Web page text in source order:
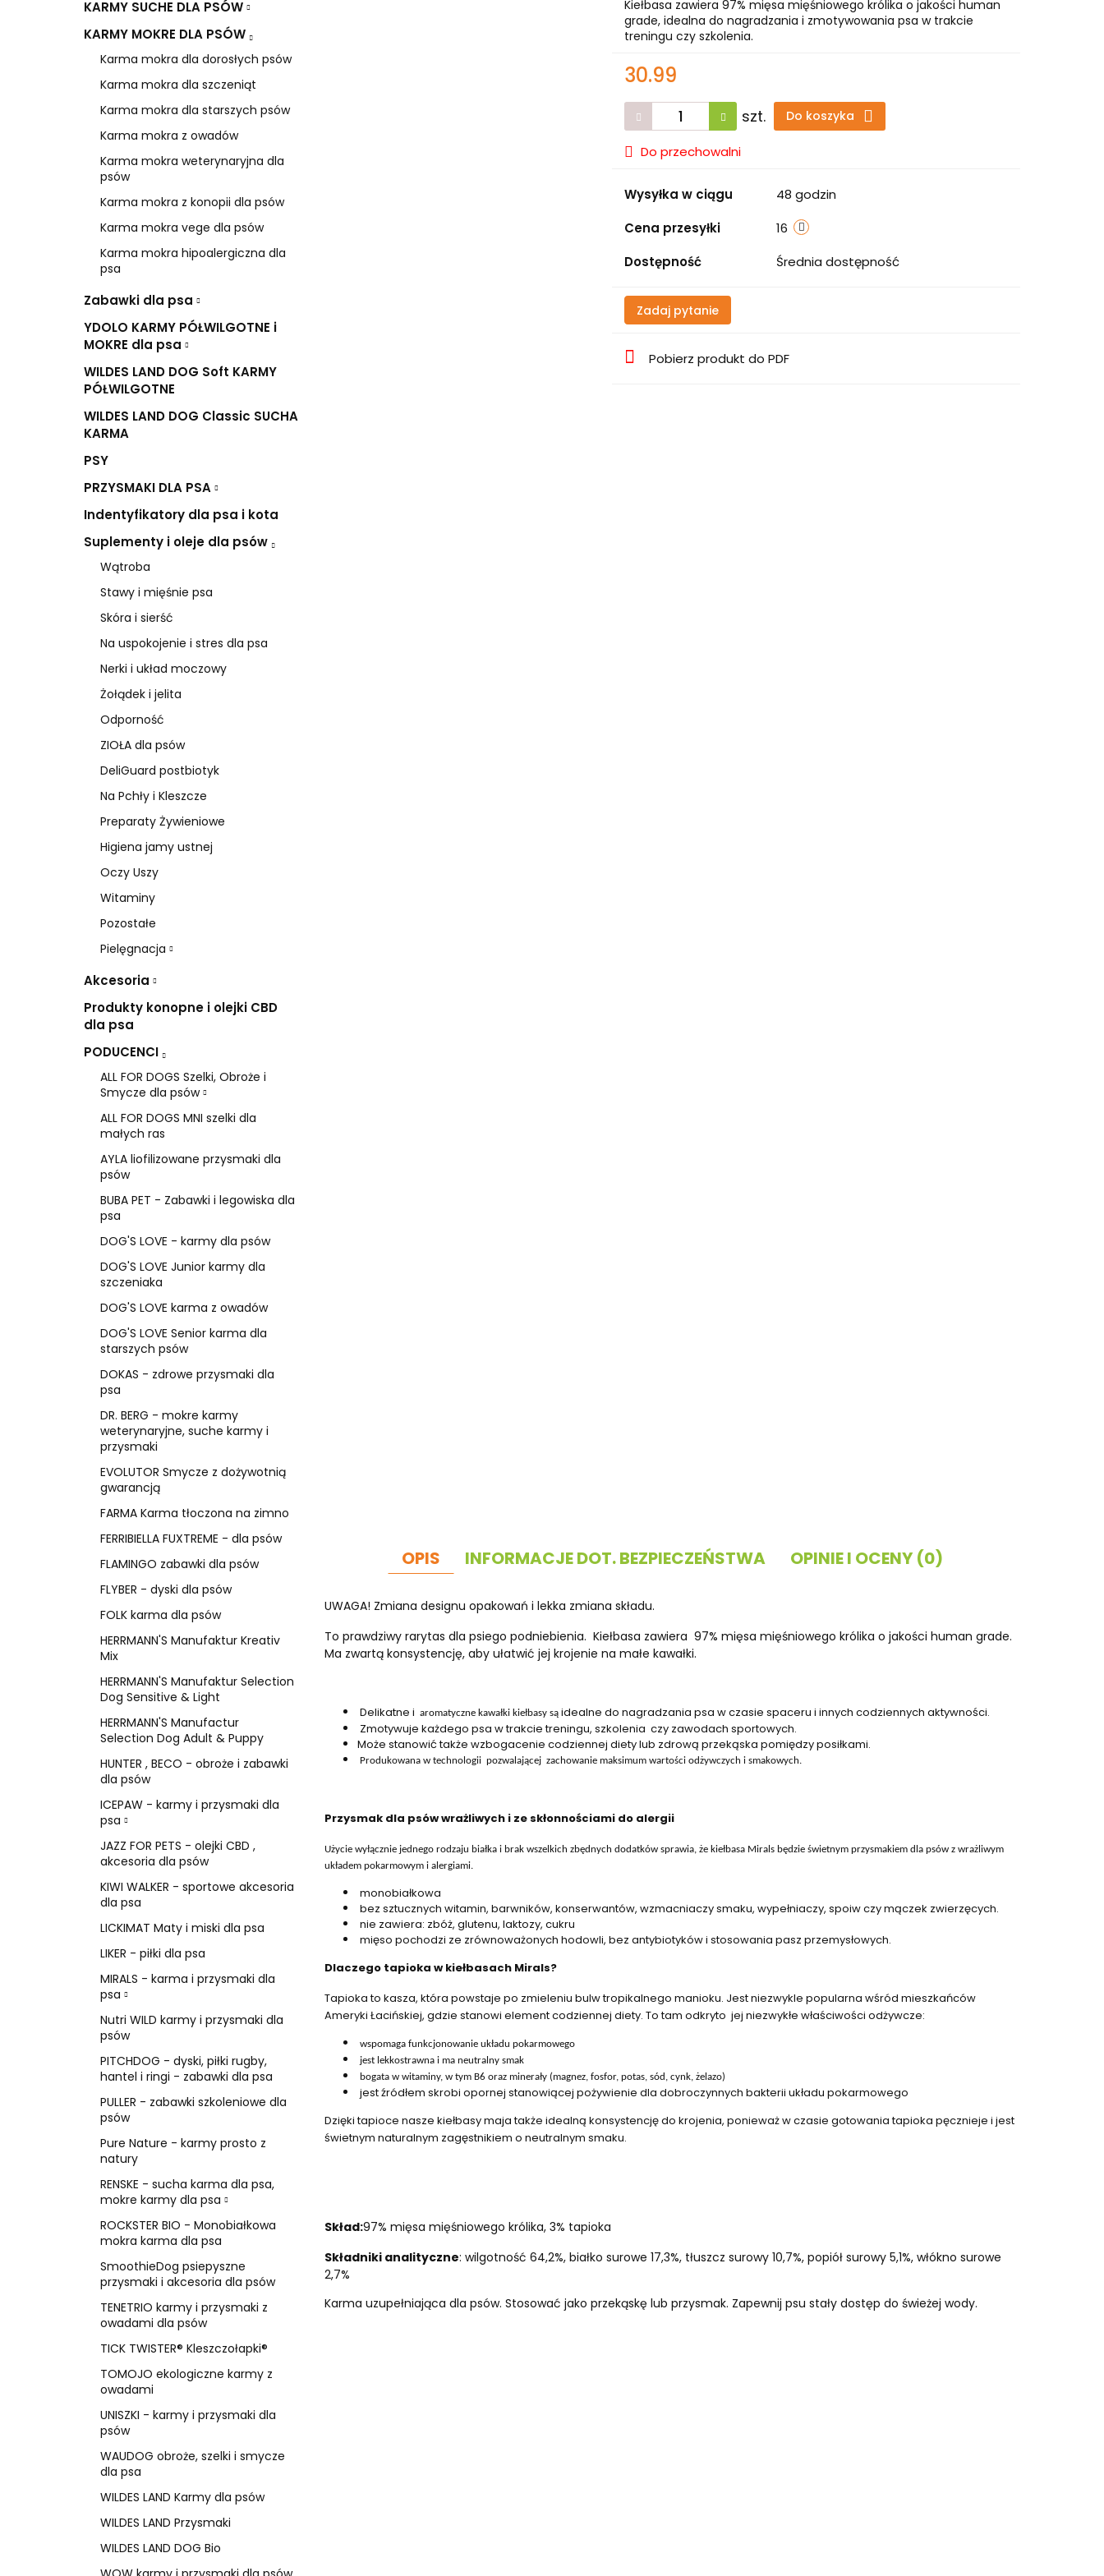
KARMY SUCHE DLA PSÓW
KARMY MOKRE DLA PSÓW
Karma mokra dla dorosłych psów
Karma mokra dla szczeniąt
Karma mokra dla starszych psów
Karma mokra z owadów
Karma mokra weterynaryjna dla
psów
Karma mokra z konopii dla psów
Karma mokra vege dla psów
Karma mokra hipoalergiczna dla
psa
Zabawki dla psa
YDOLO KARMY PÓŁWILGOTNE i
MOKRE dla psa
WILDES LAND DOG Soft KARMY
PÓŁWILGOTNE
WILDES LAND DOG Classic SUCHA
KARMA
PSY
PRZYSMAKI DLA PSA
Indentyfikatory dla psa i kota
Suplementy i oleje dla psów
Wątroba
Stawy i mięśnie psa
Skóra i sierść
Na uspokojenie i stres dla psa
Nerki i układ moczowy
Żołądek i jelita
Odporność
ZIOŁA dla psów
DeliGuard postbiotyk
Na Pchły i Kleszcze
Preparaty Żywieniowe
Higiena jamy ustnej
Oczy Uszy
Witaminy
Pozostałe
Pielęgnacja
Akcesoria
Produkty konopne i olejki CBD
dla psa
PODUCENCI
ALL FOR DOGS Szelki, Obroże i
Smycze dla psów
ALL FOR DOGS MNI szelki dla
małych ras
AYLA liofilizowane przysmaki dla
psów
BUBA PET - Zabawki i legowiska dla
psa
DOG'S LOVE - karmy dla psów
DOG'S LOVE Junior karmy dla
szczeniaka
DOG'S LOVE karma z owadów
DOG'S LOVE Senior karma dla
starszych psów
DOKAS - zdrowe przysmaki dla
psa
DR. BERG - mokre karmy
weterynaryjne, suche karmy i
przysmaki
EVOLUTOR Smycze z dożywotnią
gwarancją
FARMA Karma tłoczona na zimno
FERRIBIELLA FUXTREME - dla psów
FLAMINGO zabawki dla psów
FLYBER - dyski dla psów
FOLK karma dla psów
HERRMANN'S Manufaktur Kreativ
Mix
HERRMANN'S Manufaktur Selection
Dog Sensitive & Light
HERRMANN'S Manufactur
Selection Dog Adult & Puppy
HUNTER , BECO - obroże i zabawki
dla psów
ICEPAW - karmy i przysmaki dla
psa
JAZZ FOR PETS - olejki CBD ,
akcesoria dla psów
KIWI WALKER - sportowe akcesoria
dla psa
LICKIMAT Maty i miski dla psa
LIKER - piłki dla psa
MIRALS - karma i przysmaki dla
psa
Nutri WILD karmy i przysmaki dla
psów
PITCHDOG - dyski, piłki rugby,
hantel i ringi - zabawki dla psa
PULLER - zabawki szkoleniowe dla
psów
Pure Nature - karmy prosto z
natury
RENSKE - sucha karma dla psa,
mokre karmy dla psa
ROCKSTER BIO - Monobiałkowa
mokra karma dla psa
SmoothieDog psiepyszne
przysmaki i akcesoria dla psów
TENETRIO karmy i przysmaki z
owadami dla psów
TICK TWISTER® Kleszczołapki®
TOMOJO ekologiczne karmy z
owadami
UNISZKI - karmy i przysmaki dla
psów
WAUDOG obroże, szelki i smycze
dla psa
WILDES LAND Karmy dla psów
WILDES LAND Przysmaki
WILDES LAND DOG Bio
Kiełbasa zawiera 97% mięsa mięśniowego królika o jakości human
grade, idealna do nagradzania i zmotywowania psa w trakcie
treningu czy szkolenia.
30.99
szt. Do koszyka
Do przechowalni
Wysyłka w ciągu
48 godzin
Cena przesyłki
16
Dostępność
Średnia dostępność
Zadaj pytanie
Pobierz produkt do PDF
OPIS INFORMACJE DOT. BEZPIECZEŃSTWA OPINIE I OCENY (0)
UWAGA! Zmiana designu opakowań i lekka zmiana składu.
To prawdziwy rarytas dla psiego podniebienia. Kiełbasa zawiera 97% mięsa mięśniowego królika o jakości human grade.
Ma zwartą konsystencję, aby ułatwić jej krojenie na małe kawałki.
Delikatne i aromatyczne kawałki kiełbasy są idealne do nagradzania psa w czasie spaceru i innych codziennych aktywności.
Zmotywuje każdego psa w trakcie treningu, szkolenia czy zawodach sportowych.
Może stanowić także wzbogacenie codziennej diety lub zdrową przekąska pomiędzy posiłkami.
Produkowana w technologii pozwalającej zachowanie maksimum wartości odżywczych i smakowych.
Przysmak dla psów wrażliwych i ze skłonnościami do alergii
Użycie wyłącznie jednego rodzaju białka i brak wszelkich zbędnych dodatków sprawia, że kiełbasa Mirals będzie świetnym przysmakiem dla psów z wrażliwym
układem pokarmowym i alergiami.
monobiałkowa
bez sztucznych witamin, barwników, konserwantów, wzmacniaczy smaku, wypełniaczy, spoiw czy mączek zwierzęcych.
nie zawiera: zbóż, glutenu, laktozy, cukru
mięso pochodzi ze zrównoważonych hodowli, bez antybiotyków i stosowania pasz przemysłowych.
Dlaczego tapioka w kiełbasach Mirals?
Tapioka to kasza, która powstaje po zmieleniu bulw tropikalnego manioku. Jest niezwykle popularna wśród mieszkańców
Ameryki Łacińskiej, gdzie stanowi element codziennej diety. To tam odkryto jej niezwykłe właściwości odżywcze:
wspomaga funkcjonowanie układu pokarmowego
jest lekkostrawna i ma neutralny smak
bogata w witaminy, w tym B6 oraz minerały (magnez, fosfor, potas, sód, cynk, żelazo)
jest źródłem skrobi opornej stanowiącej pożywienie dla dobroczynnych bakterii układu pokarmowego
Dzięki tapioce nasze kiełbasy maja także idealną konsystencję do krojenia, ponieważ w czasie gotowania tapioka pęcznieje i jest
świetnym naturalnym zagęstnikiem o neutralnym smaku.
Skład:97% mięsa mięśniowego królika, 3% tapioka
Składniki analityczne: wilgotność 64,2%, białko surowe 17,3%, tłuszcz surowy 10,7%, popiół surowy 5,1%, włókno surowe
2,7%
Karma uzupełniająca dla psów. Stosować jako przekąskę lub przysmak. Zapewnij psu stały dostęp do świeżej wody.